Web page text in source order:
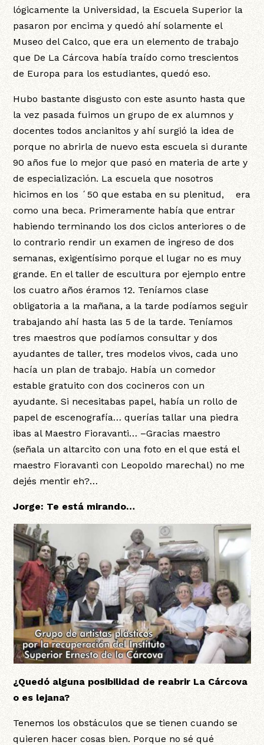
lógicamente la Universidad, la Escuela Superior la
pasaron por encima y quedó ahí solamente el
Museo del Calco, que era un elemento de trabajo
que De La Cárcova había traído como trescientos
de Europa para los estudiantes, quedó eso.
Hubo bastante disgusto con este asunto hasta que
la vez pasada fuimos un grupo de ex alumnos y
docentes todos ancianitos y ahí surgió la idea de
porque no abrirla de nuevo esta escuela si durante
90 años fue lo mejor que pasó en materia de arte y
de especialización. La escuela que nosotros
hicimos en los ´50 que estaba en su plenitud, era
como una beca. Primeramente había que entrar
habiendo terminando los dos ciclos anteriores o de
lo contrario rendir un examen de ingreso de dos
semanas, exigentísimo porque el lugar no es muy
grande. En el taller de escultura por ejemplo entre
los cuatro años éramos 12. Teníamos clase
obligatoria a la mañana, a la tarde podíamos seguir
trabajando ahí hasta las 5 de la tarde. Teníamos
tres maestros que podíamos consultar y dos
ayudantes de taller, tres modelos vivos, cada uno
hacía un plan de trabajo. Había un comedor
estable gratuito con dos cocineros con un
ayudante. Si necesitabas papel, había un rollo de
papel de escenografía… querías tallar una piedra
ibas al Maestro Fioravanti… –Gracias maestro
(señala un altarcito con una foto en el que está el
maestro Fioravanti con Leopoldo marechal) no me
dejés mentir eh?…
Jorge: Te está mirando…
¿Quedó alguna posibilidad de reabrir La Cárcova
o es lejana?
Tenemos los obstáculos que se tienen cuando se
quieren hacer cosas bien. Porque no sé qué